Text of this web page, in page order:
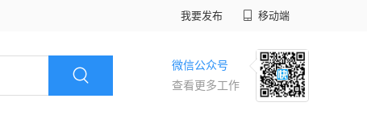
我要发布 移动端
微信公众号
查看更多工作